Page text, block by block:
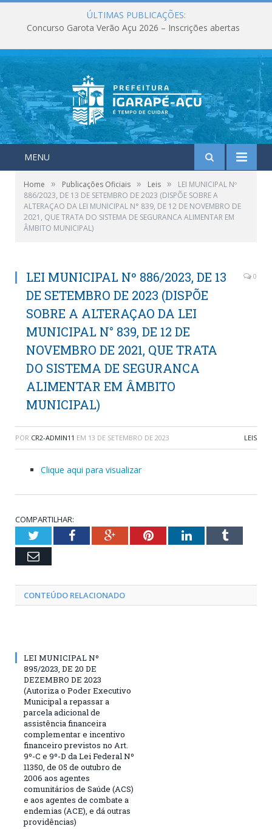
ÚLTIMAS PUBLICAÇÕES:
Concurso Garota Verão Açu 2026 – Inscrições abertas
MENU
Home » Publicações Oficiais » Leis »
LEI MUNICIPAL Nº
886/2023, DE 13 DE SETEMBRO DE 2023 (DISPÕE SOBRE A
ALTERAÇAO DA LEI MUNICIPAL N° 839, DE 12 DE NOVEMBRO DE
2021, QUE TRATA DO SISTEMA DE SEGURANCA ALIMENTAR EM
ÂMBITO MUNICIPAL)
LEI MUNICIPAL Nº 886/2023, DE 13
DE SETEMBRO DE 2023 (DISPÕE
SOBRE A ALTERAÇAO DA LEI
MUNICIPAL N° 839, DE 12 DE
NOVEMBRO DE 2021, QUE TRATA
DO SISTEMA DE SEGURANCA
ALIMENTAR EM ÂMBITO
MUNICIPAL)
0
POR CR2-ADMIN11 EM 13 DE SETEMBRO DE 2023 LEIS
Clique aqui para visualizar
COMPARTILHAR:
TwitterFacebookGoogle+PinterestLinkedInTumblr
Email
CONTEÚDO RELACIONADO
LEI MUNICIPAL Nº
895/2023, DE 20 DE
DEZEMBRO DE 2023
(Autoriza o Poder Executivo
Municipal a repassar a
parcela adicional de
assistência financeira
complementar e incentivo
financeiro previstos no Art.
9º-C e 9º-D da Lei Federal Nº
11350, de 05 de outubro de
2006 aos agentes
comunitários de Saúde (ACS)
e aos agentes de combate a
endemias (ACE), e dá outras
providências)